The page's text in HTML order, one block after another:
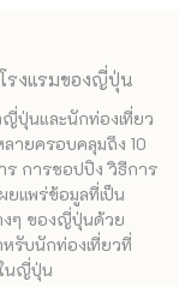
รงแรมของญี่ปุ่น
ปุ่นและนักท่องเที่ยว
ายครอบคลุมถึง 10
ร การชอปปิง วิธีการ
ยแพร่ข้อมูลที่เป็น
งๆ ของญี่ปุ่นด้วย
รับนักท่องเที่ยวที่
นญี่ปุ่น